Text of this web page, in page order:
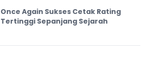
Once Again Sukses Cetak Rating
Tertinggi Sepanjang Sejarah